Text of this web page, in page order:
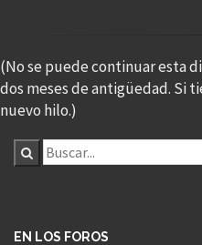
(No se puede continuar esta
dos meses de antigüedad. Si
nuevo hilo.)
EN LOS FOROS